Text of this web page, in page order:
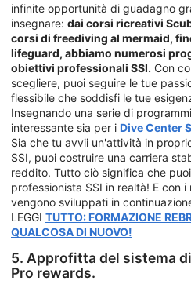
infinite opportunità di guadagno
insegnare: dai corsi ricreativi
corsi di freediving al mermaid,
lifeguard, abbiamo numerosi
obiettivi professionali SSI. Con
scegliere, puoi seguire le tue
flessibile che soddisfi le tue
Insegnando una serie di
interessante sia per i Dive Center
Sia che tu avvii un'attività in
SSI, puoi costruire una carriera
reddito. Tutto ciò significa che
professionista SSI in realtà! E con
vengono sviluppati in
LEGGI TUTTO: FORMAZIONE
QUALCOSA DI NUOVO!
5. Approfitta del sistema
Pro rewards.